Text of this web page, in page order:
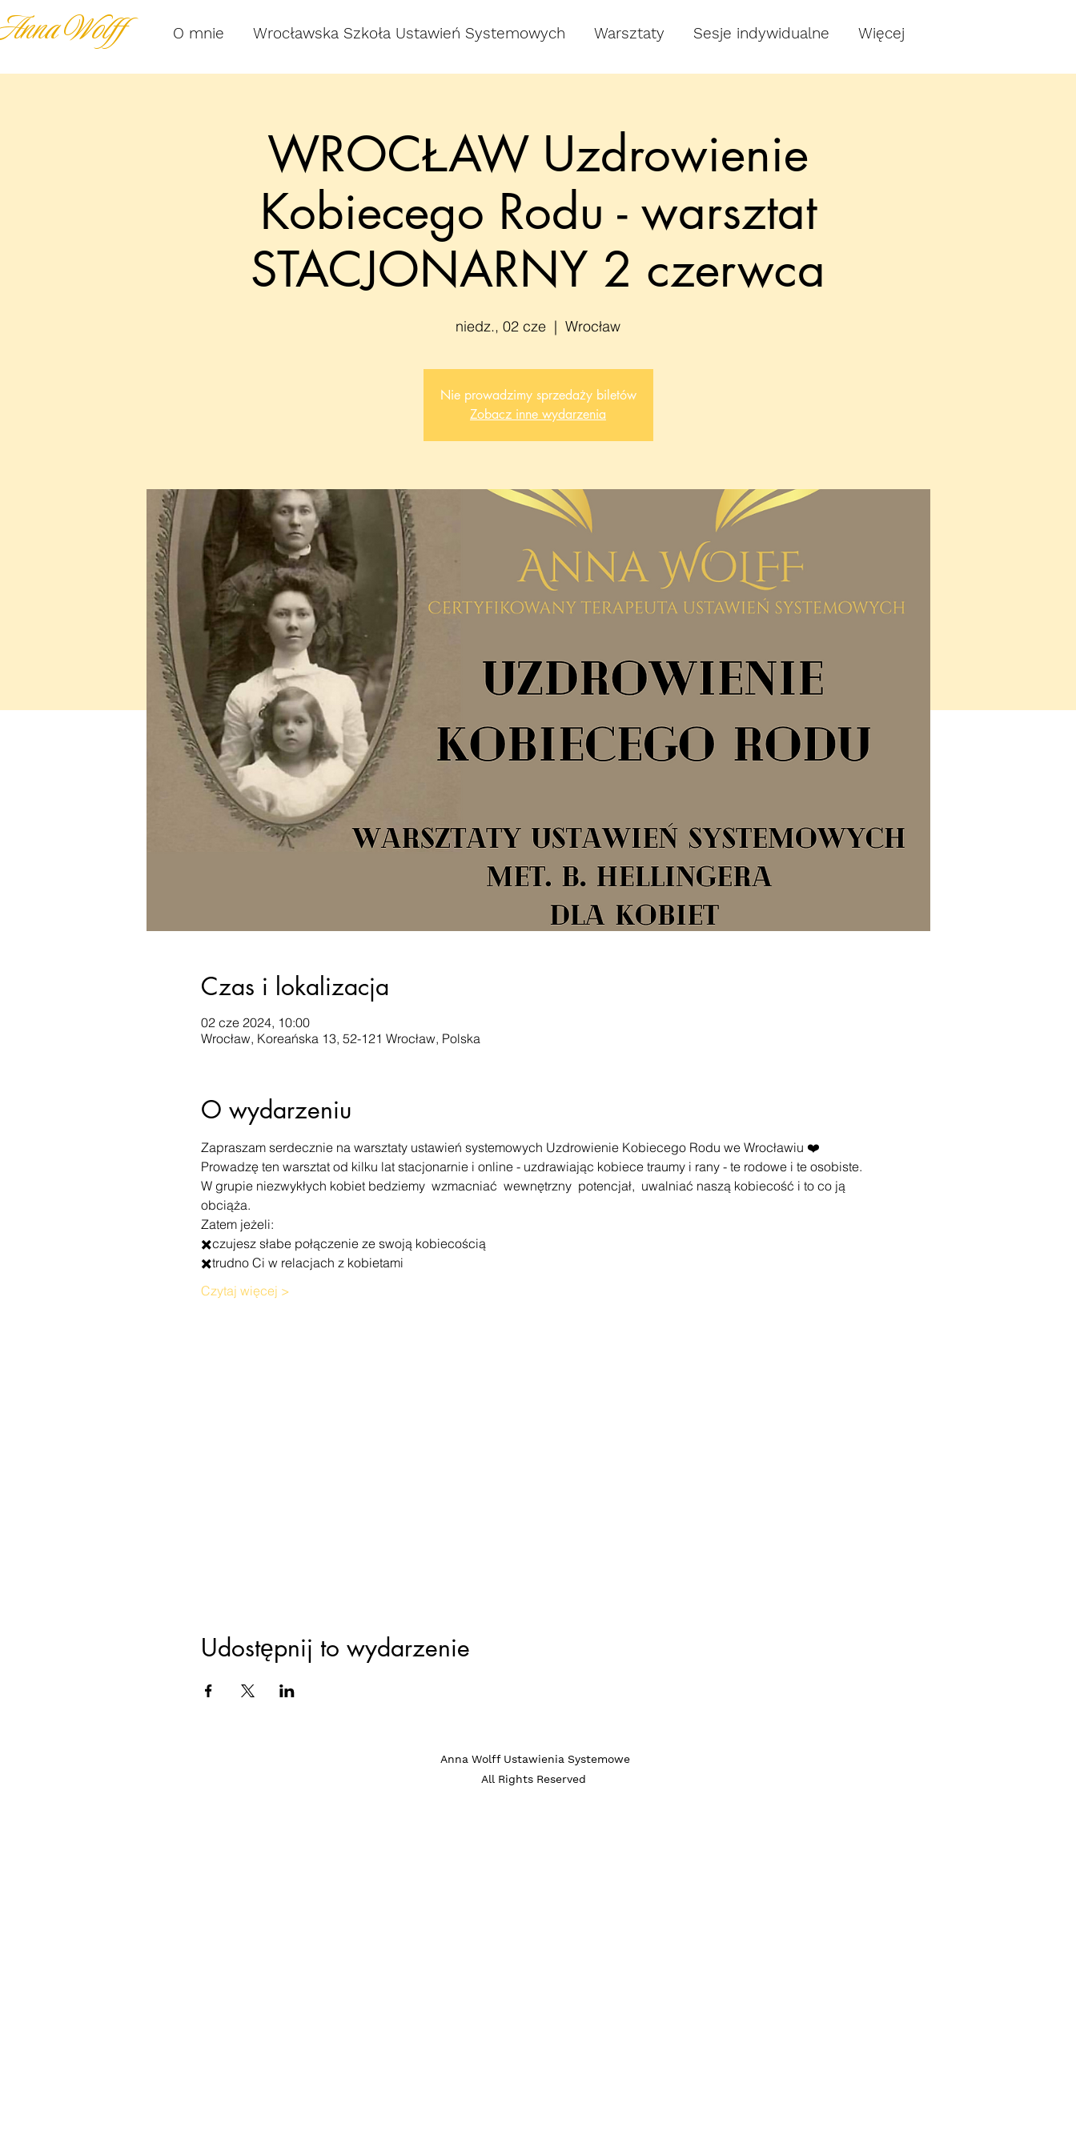
Wolff O mnie Wrocławska Szkoła Ustawień Systemowych Warsztaty Sesje indywidualne Więcej
WROCŁAW Uzdrowienie
Kobiecego Rodu - warsztat
STACJONARNY 2 czerwca
niedz., 02 cze
  |
Wrocław
Nie prowadzimy sprzedaży biletów
Zobacz inne wydarzenia
Czas i lokalizacja
02 cze 2024, 10:00
Wrocław, Koreańska 13, 52-121 Wrocław, Polska
O wydarzeniu
Zapraszam serdecznie na warsztaty ustawień systemowych Uzdrowienie Kobiecego Rodu we Wrocławiu ❤️
Prowadzę ten warsztat od kilku lat stacjonarnie i online - uzdrawiając kobiece traumy i rany - te rodowe i te osobiste.
W grupie niezwykłych kobiet bedziemy  wzmacniać  wewnętrzny  potencjał,  uwalniać naszą kobiecość i to co ją
obciąża.
Zatem jeżeli:
✖️czujesz słabe połączenie ze swoją kobiecością
✖️trudno Ci w relacjach z kobietami
Czytaj więcej >
Udostępnij to wydarzenie
Ustawienia systemowe / coaching /
Anna Wolff Ustawienia Systemowe
All Rights Reserved